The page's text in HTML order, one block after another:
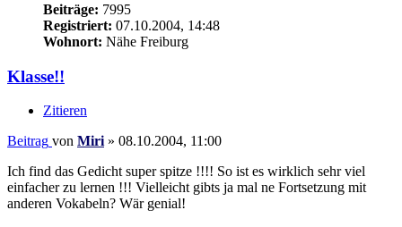
Beiträge: 7995
Registriert: 07.10.2004, 14:48
Wohnort: Nähe Freiburg
Klasse!!
Zitieren
Beitrag von Miri » 08.10.2004, 11:00
Ich find das Gedicht super spitze !!!! So ist es wirklich sehr viel
einfacher zu lernen !!! Vielleicht gibts ja mal ne Fortsetzung mit
anderen Vokabeln? Wär genial!